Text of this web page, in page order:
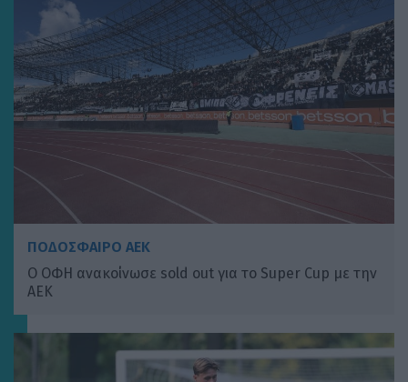
ΠΟΔΟΣΦΑΙΡΟ ΑΕΚ
Ο ΟΦΗ ανακοίνωσε sold out για το Super Cup με την
ΑΕΚ